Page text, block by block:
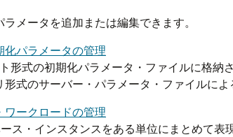
メータを追加または編集できます。
パラメータの管理
形式の初期化パラメータ・ファイルに格納
式のサーバー・パラメータ・ファイルに
ークロードの管理
ス・インスタンスをある単位にまとめて